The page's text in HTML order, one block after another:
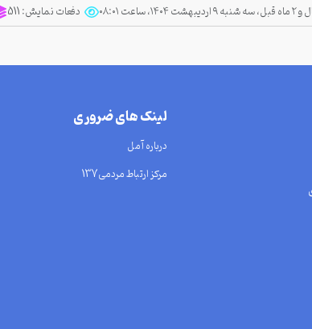
دفعات نمایش:511
لینک های ضروری
درباره آمل
مرکز ارتباط مردمی137